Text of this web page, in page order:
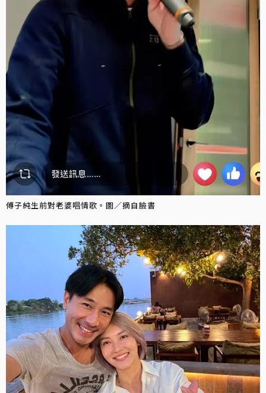
傅子純生前對老婆唱情歌。圖／摘自臉書